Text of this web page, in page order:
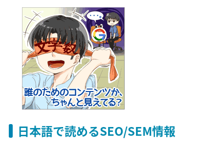
日本語で読めるSEO/SEM情報